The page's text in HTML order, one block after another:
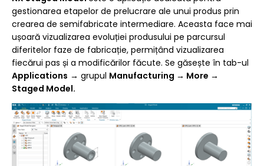
gestionarea etapelor de prelucrare ale unui produs prin
crearea de semifabricate intermediare. Aceasta face mai
ușoară vizualizarea evoluției produsului pe parcursul
diferitelor faze de fabricație, permițând vizualizarea
fiecărui pas și a modificărilor făcute. Se găsește în tab-ul
Applications → grupul Manufacturing → More →
Staged Model.